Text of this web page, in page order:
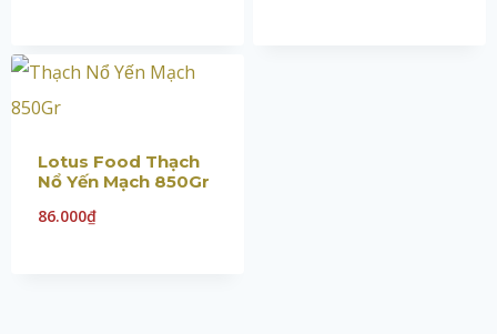
Lotus Food Thạch
Nổ Yến Mạch 850Gr
86.000₫